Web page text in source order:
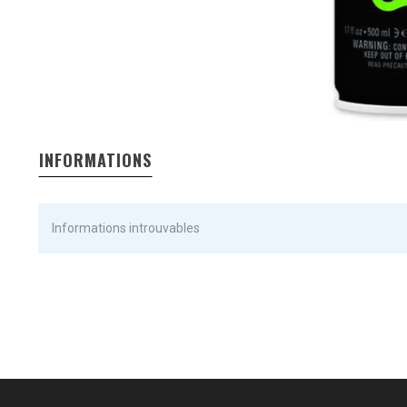
INFORMATIONS
Informations introuvables